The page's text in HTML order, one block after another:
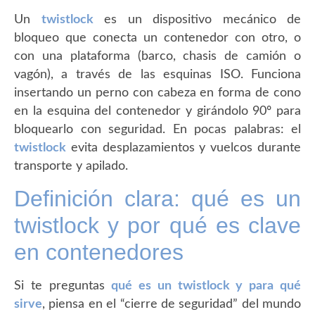
Un twistlockes un dispositivo mecánico de
bloqueo que conecta un contenedor con otro, o
con una plataforma (barco, chasis de camión o
vagón), a través de las esquinas ISO. Funciona
insertando un perno con cabeza en forma de cono
en la esquina del contenedor y girándolo 90º para
bloquearlo con seguridad. En pocas palabras: el
twistlock evita desplazamientos y vuelcos durante
transporte y apilado.
Definición clara: qué es un
twistlock y por qué es clave
en contenedores
Si te preguntasqué es un twistlock y para qué
sirve, piensa en el “cierre de seguridad” del mundo